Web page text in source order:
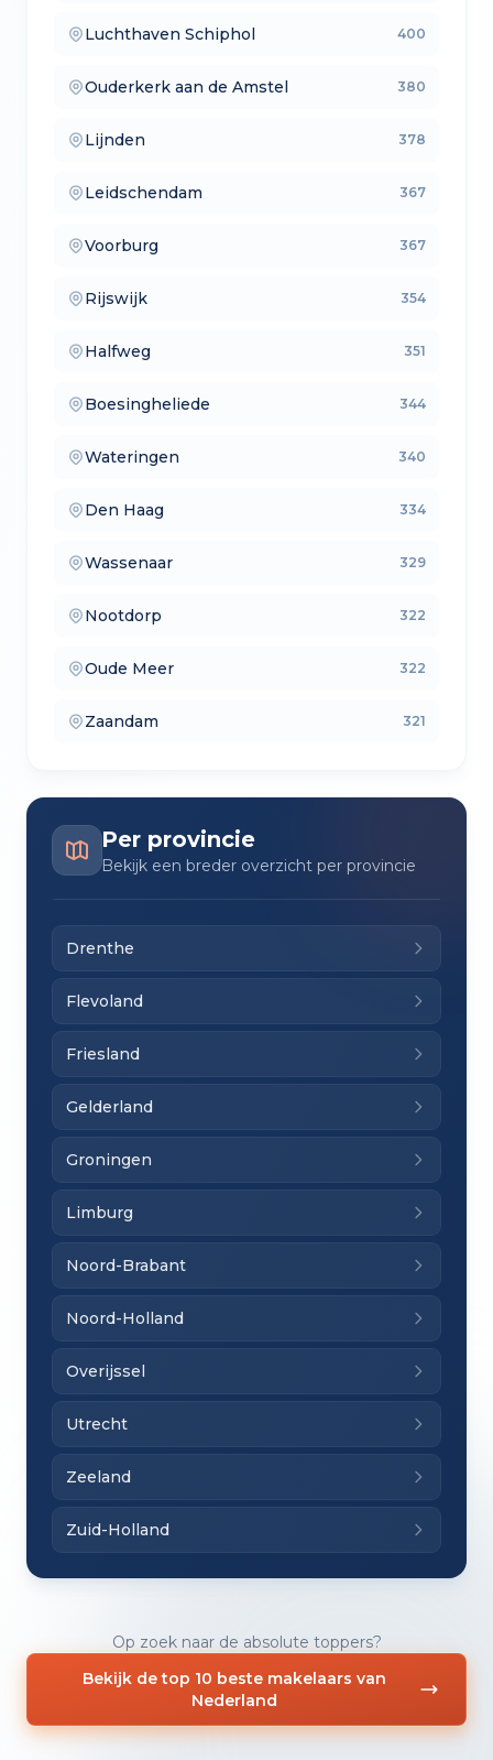
Luchthaven Schiphol
— aankoopmakelaars 400
Ouderkerk aan de Amstel
— lokale makelaars 380
Lijnden
— makelaars vergelijken 378
Leidschendam
— verkoopmakelaars 367
Voorburg
— aankoopmakelaars 367
Rijswijk
— lokale makelaars 354
Halfweg
— makelaars vergelijken 351
Boesingheliede
— verkoopmakelaars 344
Wateringen
— aankoopmakelaars 340
Den Haag
— lokale makelaars 334
Wassenaar
— makelaars vergelijken 329
Nootdorp
— verkoopmakelaars 322
Oude Meer
— aankoopmakelaars 322
Zaandam
— lokale makelaars 321
Per provincie
Bekijk een breder overzicht per provincie
Drenthe
Flevoland
Friesland
Gelderland
Groningen
Limburg
Noord-Brabant
Noord-Holland
Overijssel
Utrecht
Zeeland
Zuid-Holland
Op zoek naar de absolute toppers?
Bekijk de top 10 beste makelaars van
Nederland